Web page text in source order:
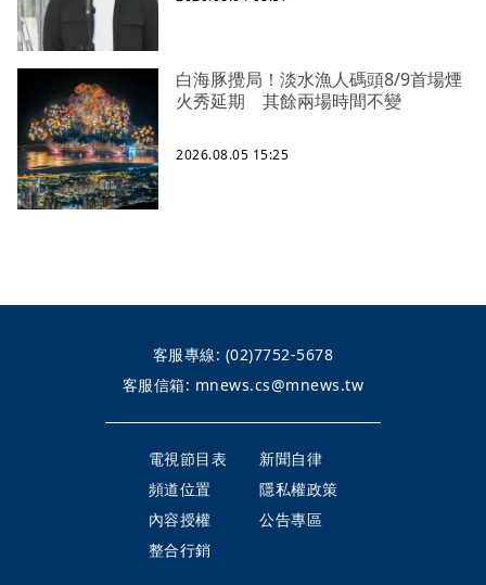
白海豚攪局！淡水漁人碼頭8/9首場煙
火秀延期 其餘兩場時間不變
2026.08.05 15:25
客服專線: (02)7752-5678
客服信箱: mnews.cs@mnews.tw
電視節目表
新聞自律
頻道位置
隱私權政策
內容授權
公告專區
整合行銷